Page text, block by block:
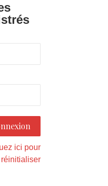
ici pour
réinitialiser